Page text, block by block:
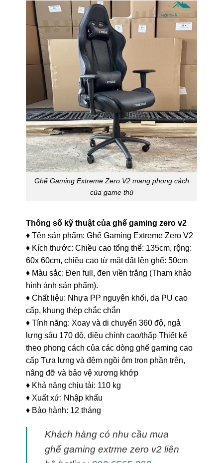
Ghế Gaming Extreme Zero V2 mang phong cách
của game thủ
Thông số kỹ thuật của ghế gaming zero v2
♦ Tên sản phẩm: Ghế Gaming Extreme Zero V2
♦ Kích thước: Chiều cao tổng thể: 135cm, rộng:
60x 60cm, chiều cao từ mặt đất lên ghế: 50cm
♦ Màu sắc: Đen full, đen viền trắng (Tham khảo
hình ảnh sản phẩm).
♦ Chất liệu: Nhựa PP nguyên khối, da PU cao
cấp, khung thép chắc chắn
♦ Tính năng: Xoay và di chuyển 360 độ, ngả
lưng sâu 170 độ, điều chỉnh cao/thấp Thiết kế
theo phong cách của các dòng ghế gaming cao
cấp Tựa lưng và đệm ngồi ôm trọn phần trên,
nâng đỡ và bảo vệ xương khớp
♦ Khả năng chịu tải: 110 kg
♦ Xuất xứ: Nhập khẩu
♦ Bảo hành: 12 tháng
Khách hàng có nhu cầu mua
ghế gaming extrme zero v2 liên